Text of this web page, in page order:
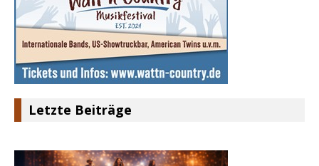
Letzte Beiträge